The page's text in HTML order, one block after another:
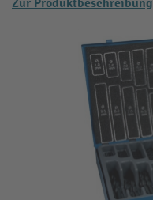
Zur Produktbeschreibung